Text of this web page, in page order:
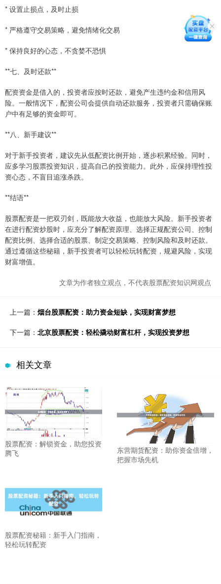
* 设置止损点，及时止损
* 严格遵守交易策略，避免情绪化交易
* 保持良好的心态，不贪婪不恐惧
**七、及时还款**
配资资金是借入的，投资者应按时还款，避免产生违约金和信用风
险。一般情况下，配资公司会提供自动还款服务，投资者只需确保账
户中有足够的资金即可。
**八、新手建议**
对于新手投资者，建议先从低配资比例开始，逐步积累经验。同时，
应多学习股票投资知识，提高自己的投资能力。此外，应保持理性投
资心态，不盲目追涨杀跌。
**结语**
股票配资是一把双刃剑，既能放大收益，也能放大风险。新手投资者
在进行配资炒股时，应充分了解配资原理、选择正规配资公司、控制
配资比例、选择合适的股票、制定交易策略、控制风险和及时还款。
通过遵循这些秘籍，新手投资者可以轻松玩转配资，规避风险，实现
财富增值。
文章为作者独立观点，不代表股票配资知识网观点
上一篇： 烟台股票配资：助力资金短缺，实现财富梦想
下一篇： 北京股票配资：轻松撬动财富杠杆，实现投资梦想
相关文章
股票配资：解锁资金，助您投资
腾飞
东营期货配资：助你资金倍增，
把握市场先机
股票配资秘籍：新手入门指南，
轻松玩转配资